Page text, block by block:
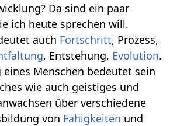
Da sind ein paar
ich heute sprechen will.
auch Fortschritt, Prozess,
, Entstehung, Evolution.
Menschen bedeutet sein
wie auch geistiges und
über verschiedene
von Fähigkeiten und